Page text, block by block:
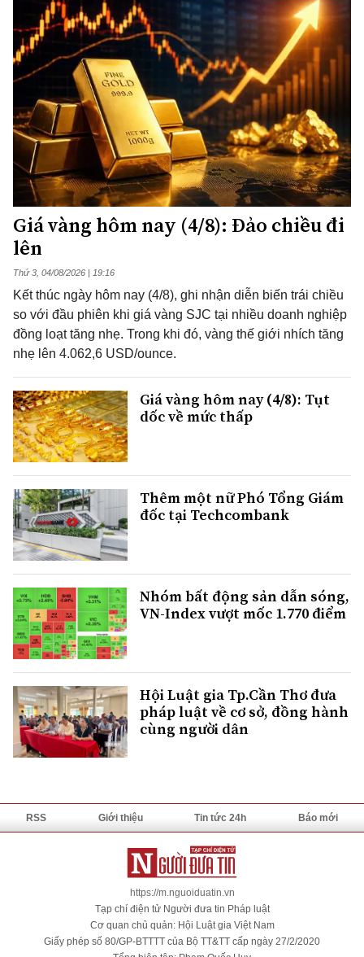
Giá vàng hôm nay (4/8): Đảo chiều đi
lên
Thứ 3, 04/08/2026 | 19:16
Kết thúc ngày hôm nay (4/8), ghi nhận diễn biến trái chiều
so với đầu phiên khi giá vàng SJC tại nhiều doanh nghiệp
đồng loạt tăng nhẹ. Trong khi đó, vàng thế giới nhích tăng
nhẹ lên 4.062,6 USD/ounce.
Giá vàng hôm nay (4/8): Tụt
dốc về mức thấp
Thêm một nữ Phó Tổng Giám
đốc tại Techcombank
Nhóm bất động sản dẫn sóng,
VN-Index vượt mốc 1.770 điểm
Hội Luật gia Tp.Cần Thơ đưa
pháp luật về cơ sở, đồng hành
cùng người dân
RSS Giới thiệu Tin tức 24h Báo mới
https://m.nguoiduatin.vn
Tạp chí điện tử Người đưa tin Pháp luật
Cơ quan chủ quản: Hội Luật gia Việt Nam
Giấy phép số 80/GP-BTTTT của Bộ TT&TT cấp ngày 27/2/2020